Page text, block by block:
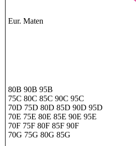
Eur. Maten
80B 90B 95B
75C 80C 85C 90C 95C
70D 75D 80D 85D 90D 95D
70E 75E 80E 85E 90E 95E
70F 75F 80F 85F 90F
70G 75G 80G 85G